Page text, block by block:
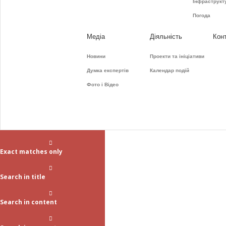
Погода
Медіа
Новини
Думка експертів
Фото і Відео
Діяльність
Проекти та ініціативи
Календар подій
Exact matches only
Search in title
Search in content